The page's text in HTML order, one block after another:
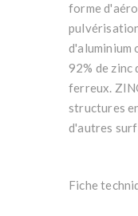
forme
d'aluminium
92% de zinc
ferreux.
structures
d'autres
Fiche